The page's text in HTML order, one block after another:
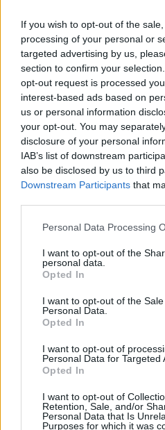
If you wish to opt-out of the
processing of your personal or
targeted advertising by us,
section to confirm your
opt-out request is processed
interest-based ads based on
us or personal information
your opt-out. You may
disclosure of your personal
IAB’s list of downstream
also be disclosed by us to third
Downstream Participants that
Personal Data Processing
I want to opt-out of the
personal data.
Opted In
I want to opt-out of the
Personal Data.
Opted In
I want to opt-out of
Personal Data for Targeted
Opted In
I want to opt-out of
Retention, Sale, and/or
Personal Data that Is
Purposes for which it was
sendo um dos jogadores mais
Internacional jovem por Portugal,
consistente ao serviço das
A ligação transmontana ao
equipa B e à órbita da equipa
Gomes, ambos com 20 anos e
exemplos claros dessa
Liga e já chamados à equipa
As palavras do presidente André
da conquista: “É o Ano do
todos os níveis do futebol
excelência e destaca, com
jogadores transmontanos,
que continuam a elevar o nome
desportivo nacional.